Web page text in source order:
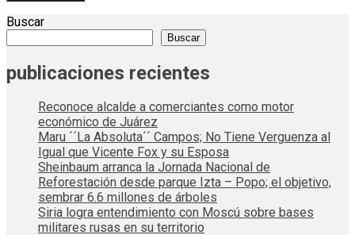
Buscar
Buscar
publicaciones recientes
Reconoce alcalde a comerciantes como motor
económico de Juárez
Maru ´´La Absoluta´´ Campos; No Tiene Verguenza al
Igual que Vicente Fox y su Esposa
Sheinbaum arranca la Jornada Nacional de
Reforestación desde parque Izta – Popo; el objetivo,
sembrar 6.6 millones de árboles
Siria logra entendimiento con Moscú sobre bases
militares rusas en su territorio